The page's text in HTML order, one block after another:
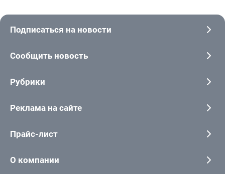
Подписаться на новости
Сообщить новость
Рубрики
Реклама на сайте
Прайс-лист
О компании